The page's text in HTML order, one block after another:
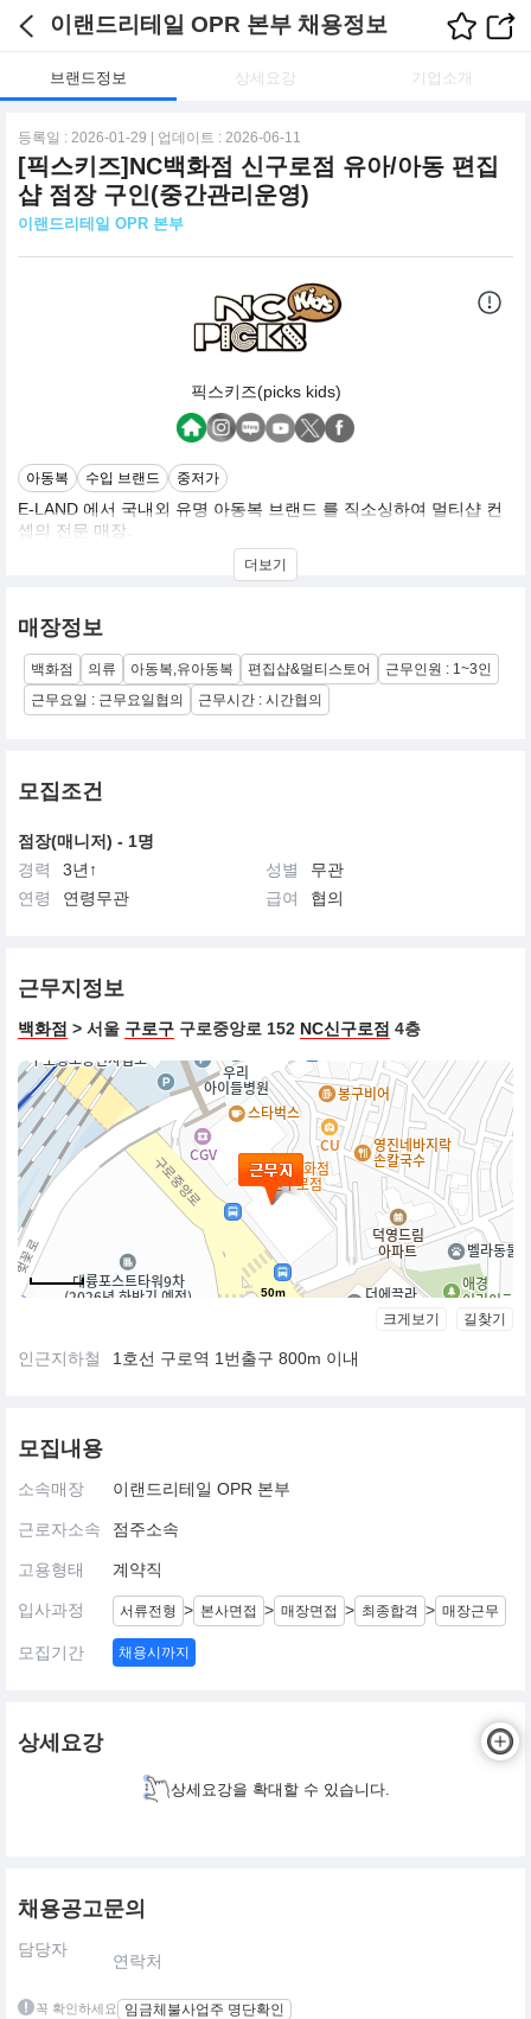
이랜드리테일 OPR 본부 채용정보
브랜드정보 상세요강 기업소개
등록일 : 2026-01-29 | 업데이트 : 2026-06-11
[픽스키즈]NC백화점 신구로점 유아/아동 편집
샵 점장 구인(중간관리운영)
이랜드리테일 OPR 본부
픽스키즈(picks kids)
아동복 수입 브랜드 중저가
E-LAND 에서 국내외 유명 아동복 브랜드 를 직소싱하여 멀티샵 컨
셉의 전문 매장.
더보기
매장정보
백화점 의류 아동복,유아동복 편집샵&멀티스토어
근무인원 : 1~3인
근무요일 : 근무요일협의
근무시간 : 시간협의
모집조건
점장(매니저) - 1명
경력
3년↑ 성별
무관
연령
연령무관 급여 협의
근무지정보
백화점 > 서울 구로구 구로중앙로 152 NC신구로점 4층
50m
크게보기 길찾기
인근지하철 1호선 구로역 1번출구 800m 이내
모집내용
소속매장 이랜드리테일 OPR 본부
근로자소속 점주소속
고용형태 계약직
입사과정 서류전형 > 본사면접 > 매장면접 > 최종합격 > 매장근무
모집기간 채용시까지
상세요강
상세요강을 확대할 수 있습니다.
채용공고문의
담당자
연락처
꼭 확인하세요 임금체불사업주 명단확인